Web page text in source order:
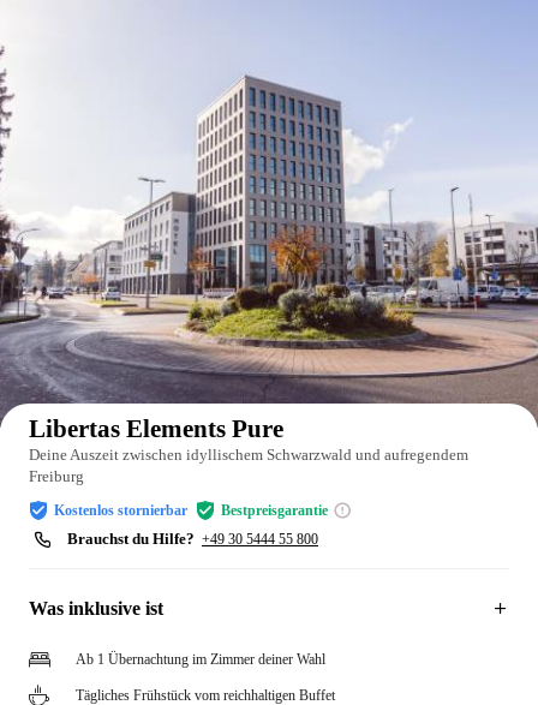
Auf der Karte anzeigen
Libertas Elements Pure
Deine Auszeit zwischen idyllischem Schwarzwald und aufregendem
Freiburg
Kostenlos stornierbar Bestpreisgarantie
Brauchst du Hilfe? +49 30 5444 55 800
Was inklusive ist
Ab 1 Übernachtung im Zimmer deiner Wahl
Tägliches Frühstück vom reichhaltigen Buffet